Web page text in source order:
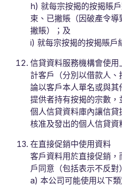
h) 就每宗按揭的按揭賬
束、已撇賬（因破產令
撇賬）；及
i) 就每宗按揭的按揭賬戶
信貸資料服務機構會使
計客戶（分別以借款人
論以客戶本人單名或與
提供者持有按揭的宗數
個人信貸資料庫內讓信
核准及發出的個人信貸資
在直接促銷中使用資料
客戶資料用於直接促銷
戶同意（包括表示不反對
a) 本公司可能使用以下